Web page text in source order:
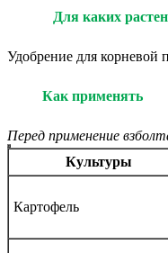
Для каких
Удобрение для корневой
Как применять
Перед применение
Культуры
Картофель